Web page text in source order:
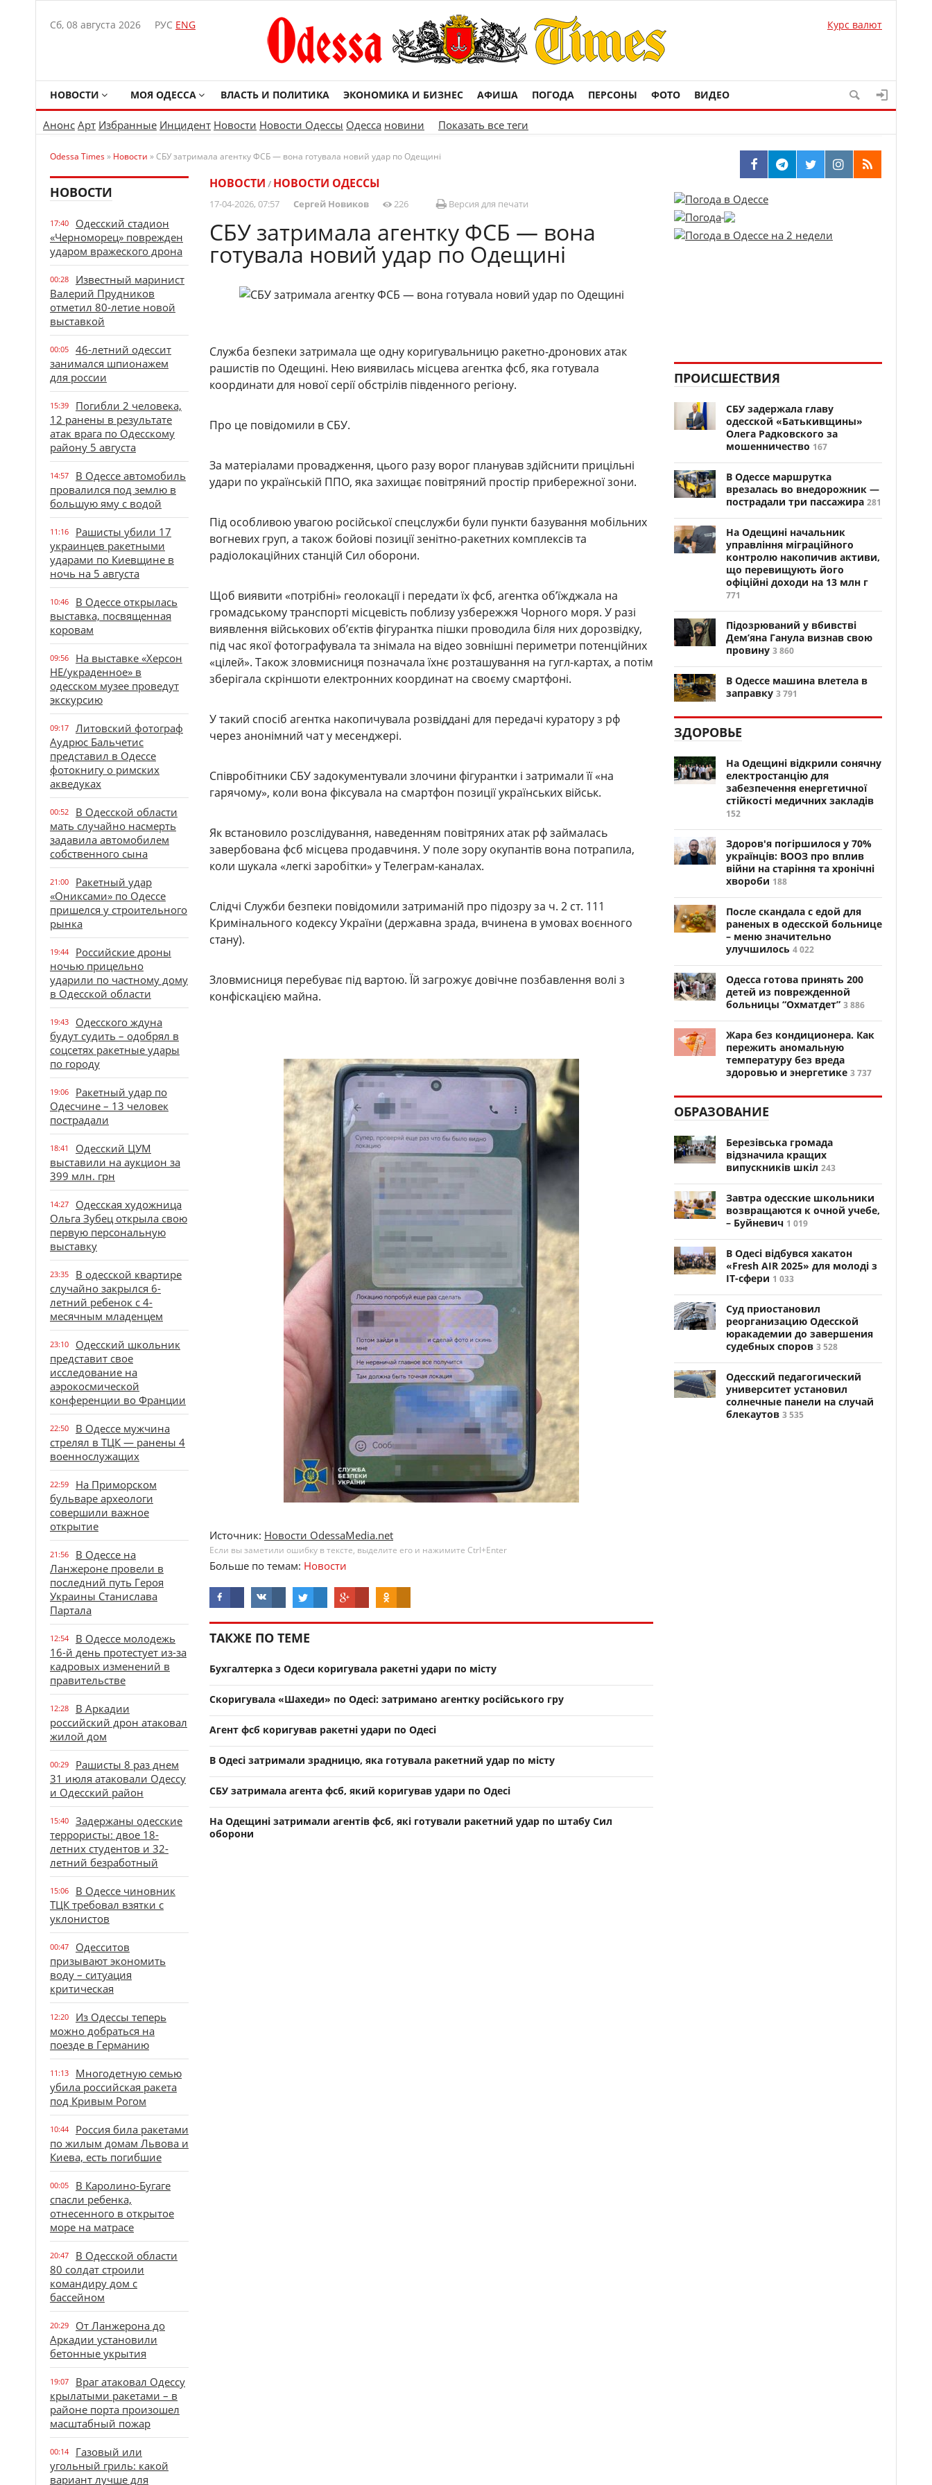
Сб, 08 августа 2026 РУС ENG Курс валют
НОВОСТИ МОЯ ОДЕССА ВЛАСТЬ И ПОЛИТИКА ЭКОНОМИКА И БИЗНЕС АФИША ПОГОДА ПЕРСОНЫ ФОТО ВИДЕО
Анонс Арт Избранные Инцидент Новости Новости Одессы Одесса новини Показать все теги
Odessa Times» Новости » СБУ затримала агентку ФСБ — вона готувала новий удар по Одещині
НОВОСТИ
17:40
Одесский стадион
«Черноморец» поврежден
ударом вражеского дрона
00:28
Известный маринист
Валерий Прудников
отметил 80-летие новой
выставкой
00:05
46-летний одессит
занимался шпионажем
для россии
15:39
Погибли 2 человека,
12 ранены в результате
атак врага по Одесскому
району 5 августа
14:57
В Одессе автомобиль
провалился под землю в
большую яму с водой
11:16
Рашисты убили 17
украинцев ракетными
ударами по Киевщине в
ночь на 5 августа
10:46
В Одессе открылась
выставка, посвященная
коровам
09:56
На выставке «Херсон
НЕ/украденное» в
одесском музее проведут
экскурсию
09:17
Литовский фотограф
Аудрюс Бальчетис
представил в Одессе
фотокнигу о римских
акведуках
00:52
В Одесской области
мать случайно насмерть
задавила автомобилем
собственного сына
21:00
Ракетный удар
«Ониксами» по Одессе
пришелся у строительного
рынка
19:44
Российские дроны
ночью прицельно
ударили по частному дому
в Одесской области
19:43
Одесского ждуна
будут судить – одобрял в
соцсетях ракетные удары
по городу
19:06
Ракетный удар по
Одесчине – 13 человек
пострадали
18:41
Одесский ЦУМ
выставили на аукцион за
399 млн. грн
14:27
Одесская художница
Ольга Зубец открыла свою
первую персональную
выставку
23:35
В одесской квартире
случайно закрылся 6-
летний ребенок с 4-
месячным младенцем
23:10
Одесский школьник
представит свое
исследование на
аэрокосмической
конференции во Франции
22:50
В Одессе мужчина
стрелял в ТЦК — ранены 4
военнослужащих
22:59
На Приморском
бульваре археологи
совершили важное
открытие
21:56
В Одессе на
Ланжероне провели в
последний путь Героя
Украины Станислава
Партала
12:54
В Одессе молодежь
16-й день протестует из-за
кадровых изменений в
правительстве
12:28
В Аркадии
российский дрон атаковал
жилой дом
00:29
Рашисты 8 раз днем
31 июля атаковали Одессу
и Одесский район
15:40
Задержаны одесские
террористы: двое 18-
летних студентов и 32-
летний безработный
15:06
В Одессе чиновник
ТЦК требовал взятки с
уклонистов
00:47
Одесситов
призывают экономить
воду – ситуация
критическая
12:20
Из Одессы теперь
можно добраться на
поезде в Германию
11:13
Многодетную семью
убила российская ракета
под Кривым Рогом
10:44
Россия била ракетами
по жилым домам Львова и
Киева, есть погибшие
00:05
В Каролино-Бугаге
спасли ребенка,
отнесенного в открытое
море на матрасе
20:47
В Одесской области
80 солдат строили
командиру дом с
бассейном
20:29
От Ланжерона до
Аркадии установили
бетонные укрытия
19:07
Враг атаковал Одессу
крылатыми ракетами – в
районе порта произошел
масштабный пожар
00:14
Газовый или
угольный гриль: какой
вариант лучше для
НОВОСТИ / НОВОСТИ ОДЕССЫ
17-04-2026, 07:57 Сергей Новиков 226 Версия для печати
СБУ затримала агентку ФСБ — вона
готувала новий удар по Одещині
Служба безпеки затримала ще одну коригувальницю ракетно-дронових атак
рашистів по Одещині. Нею виявилась місцева агентка фсб, яка готувала
координати для нової серії обстрілів південного регіону.
Про це повідомили в СБУ.
За матеріалами провадження, цього разу ворог планував здійснити прицільні
удари по українській ППО, яка захищає повітряний простір прибережної зони.
Під особливою увагою російської спецслужби були пункти базування мобільних
вогневих груп, а також бойові позиції зенітно-ракетних комплексів та
радіолокаційних станцій Сил оборони.
Щоб виявити «потрібні» геолокації і передати їх фсб, агентка об’їжджала на
громадському транспорті місцевість поблизу узбережжя Чорного моря. У разі
виявлення військових об’єктів фігурантка пішки проводила біля них дорозвідку,
під час якої фотографувала та знімала на відео зовнішні периметри потенційних
«цілей». Також зловмисниця позначала їхнє розташування на гугл-картах, а потім
зберігала скріншоти електронних координат на своєму смартфоні.
У такий спосіб агентка накопичувала розвіддані для передачі куратору з рф
через анонімний чат у месенджері.
Співробітники СБУ задокументували злочини фігурантки і затримали її «на
гарячому», коли вона фіксувала на смартфон позиції українських військ.
Як встановило розслідування, наведенням повітряних атак рф займалась
завербована фсб місцева продавчиня. У поле зору окупантів вона потрапила,
коли шукала «легкі заробітки» у Телеграм-каналах.
Слідчі Служби безпеки повідомили затриманій про підозру за ч. 2 ст. 111
Кримінального кодексу України (державна зрада, вчинена в умовах воєнного
стану).
Зловмисниця перебуває під вартою. Їй загрожує довічне позбавлення волі з
конфіскацією майна.
Источник: Новости OdessaMedia.net
Если вы заметили ошибку в тексте, выделите его и нажимите Ctrl+Enter
Больше по темам: Новости
ТАКЖЕ ПО ТЕМЕ
Бухгалтерка з Одеси коригувала ракетні удари по місту
Скоригувала «Шахеди» по Одесі: затримано агентку російського гру
Агент фсб коригував ракетні удари по Одесі
В Одесі затримали зрадницю, яка готувала ракетний удар по місту
СБУ затримала агента фсб, який коригував удари по Одесі
На Одещині затримали агентів фсб, які готували ракетний удар по штабу Сил
оборони
ПРОИСШЕСТВИЯ
СБУ задержала главу
одесской «Батькивщины»
Олега Радковского за
мошенничество 167
В Одессе маршрутка
врезалась во внедорожник —
пострадали три пассажира 281
На Одещині начальник
управління міграційного
контролю накопичив активи,
що перевищують його
офіційні доходи на 13 млн г
771
Підозрюваний у вбивстві
Дем’яна Ганула визнав свою
провину 3 860
В Одессе машина влетела в
заправку 3 791
ЗДОРОВЬЕ
На Одещині відкрили сонячну
електростанцію для
забезпечення енергетичної
стійкості медичних закладів
152
Здоров'я погіршилося у 70%
українців: ВООЗ про вплив
війни на старіння та хронічні
хвороби 188
После скандала с едой для
раненых в одесской больнице
– меню значительно
улучшилось 4 022
Одесса готова принять 200
детей из поврежденной
больницы “Охматдет” 3 886
Жара без кондиционера. Как
пережить аномальную
температуру без вреда
здоровью и энергетике 3 737
ОБРАЗОВАНИЕ
Березівська громада
відзначила кращих
випускників шкіл 243
Завтра одесские школьники
возвращаются к очной учебе,
– Буйневич 1 019
В Одесі відбувся хакатон
«Fresh AIR 2025» для молоді з
ІТ-сфери 1 033
Суд приостановил
реорганизацию Одесской
юракадемии до завершения
судебных споров 3 528
Одесский педагогический
университет установил
солнечные панели на случай
блекаутов 3 535